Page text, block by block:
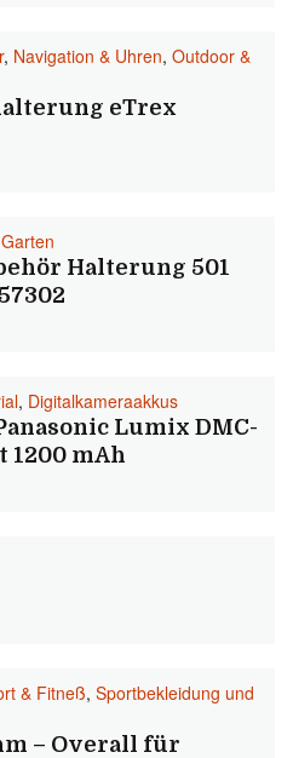
, Navigation & Uhren, Outdoor &
eTrex
Halterung 501
, Digitalkameraakkus
Lumix DMC-
1200 mAh
& Fitneß, Sportbekleidung und
– Overall für